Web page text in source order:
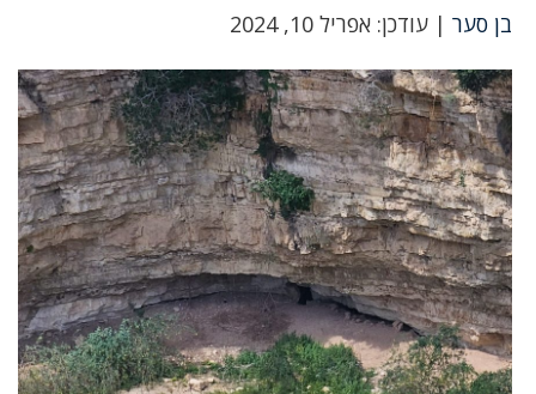
בן סער | עודכן: אפריל 10, 2024